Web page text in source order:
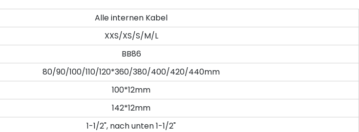
Alle internen Kabel
XXS/XS/S/M/L
BB86
80/90/100/110/120*360/380/400/420/440mm
100*12mm
142*12mm
1-1/2", nach unten 1-1/2"